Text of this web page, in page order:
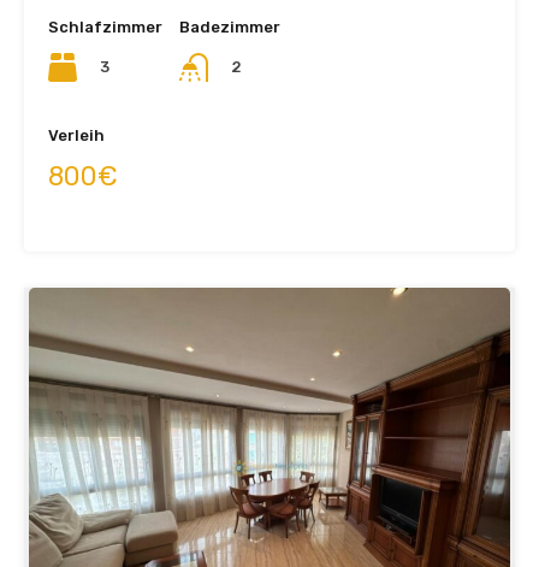
Schlafzimmer
3
Badezimmer
2
Verleih
800€